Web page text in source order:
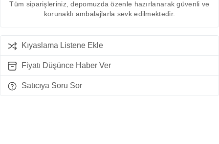
Tüm siparişleriniz, depomuzda özenle hazırlanarak güvenli ve
korunaklı ambalajlarla sevk edilmektedir.
Kıyaslama Listene Ekle
Fiyatı Düşünce Haber Ver
Satıcıya Soru Sor